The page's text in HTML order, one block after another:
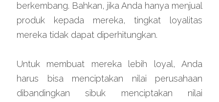
berkembang. Bahkan, jika Anda hanya menjual
produk kepada mereka, tingkat loyalitas
mereka tidak dapat diperhitungkan.
Untuk membuat mereka lebih loyal, Anda
harus bisa menciptakan nilai perusahaan
dibandingkan sibuk menciptakan nilai